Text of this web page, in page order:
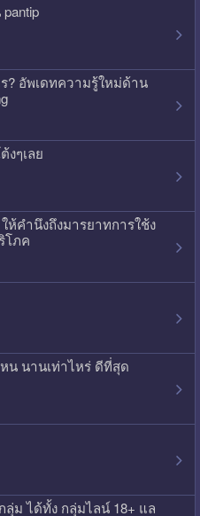
? อัพเดทความรู้ใหม่ด้าน
งๆเลย
ห้คำนึงถึงมารยาทการใช้ง
โภค
น นานเท่าไหร่ ดีที่สุด
ม ได้ทั้ง กลุ่มไลน์ 18+ แล